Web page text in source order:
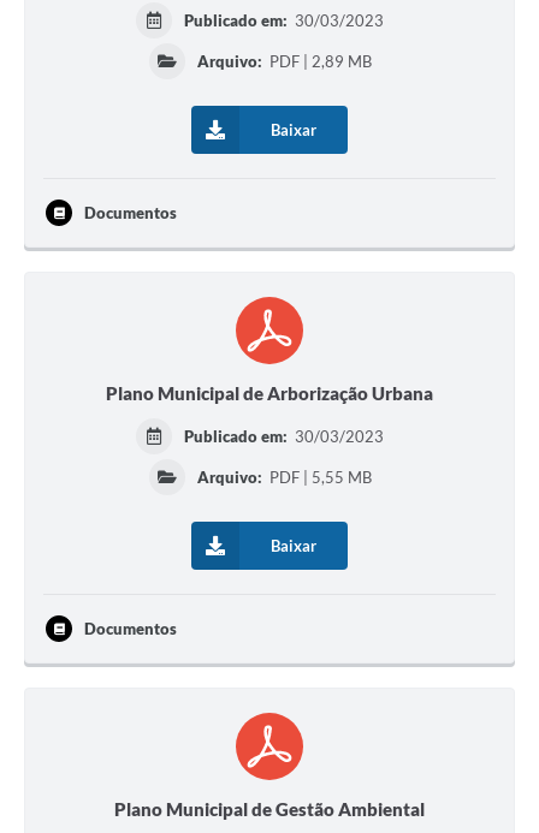
Publicado em: 30/03/2023
Arquivo: PDF | 2,89 MB
Baixar
Documentos
Plano Municipal de Arborização Urbana
Publicado em: 30/03/2023
Arquivo: PDF | 5,55 MB
Baixar
Documentos
Plano Municipal de Gestão Ambiental